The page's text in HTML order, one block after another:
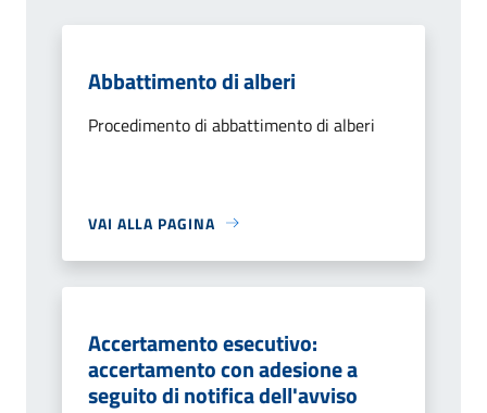
Abbattimento di alberi
Procedimento di abbattimento di alberi
VAI ALLA PAGINA
Accertamento esecutivo:
accertamento con adesione a
seguito di notifica dell'avviso